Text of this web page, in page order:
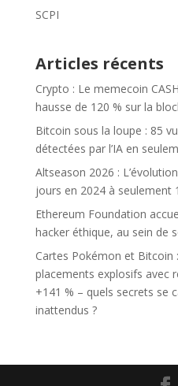
SCPI
Articles récents
Crypto : Le memecoin
hausse de 120 % sur la
Bitcoin sous la loupe : 85
détectées par l’IA en
Altseason 2026 :
jours en 2024 à seulement
Ethereum Foundation
hacker éthique, au sein de
Cartes Pokémon et Bitcoin
placements explosifs avec
+141 % – quels secrets se
inattendus ?